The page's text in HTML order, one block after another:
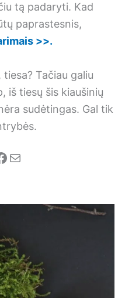
tą padaryti. Kad
paprastesnis,
>>.
Tačiau galiu
iš tiesų šis kiaušinių
sudėtingas. Gal tik
Mail